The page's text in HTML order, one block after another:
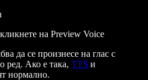
на Preview Voice
да се произнесе на глас с
ред. Ако е така, TTS и
нормално.